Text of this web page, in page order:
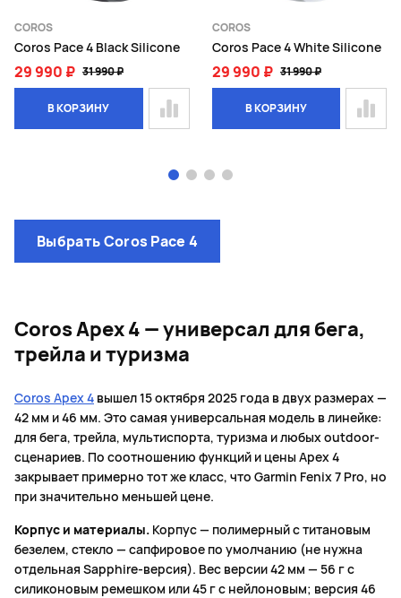
COROS
Coros Pace 4 Black Silicone
29 990 ₽ 31 990 ₽
В КОРЗИНУ
COROS
Coros Pace 4 White Silicone
29 990 ₽ 31 990 ₽
В КОРЗИНУ
Выбрать Coros Pace 4
Coros Apex 4 — универсал для бега,
трейла и туризма
Coros Apex 4 вышел 15 октября 2025 года в двух размерах —
42 мм и 46 мм. Это самая универсальная модель в линейке:
для бега, трейла, мультиспорта, туризма и любых outdoor-
сценариев. По соотношению функций и цены Apex 4
закрывает примерно тот же класс, что Garmin Fenix 7 Pro, но
при значительно меньшей цене.
Корпус и материалы. Корпус — полимерный с титановым
безелем, стекло — сапфировое по умолчанию (не нужна
отдельная Sapphire-версия). Вес версии 42 мм — 56 г с
силиконовым ремешком или 45 г с нейлоновым; версия 46